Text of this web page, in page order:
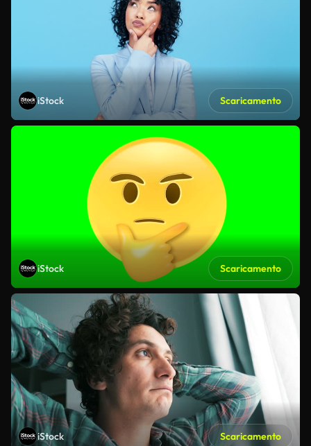
iStock Scaricamento
iStock Scaricamento
iStock Scaricamento